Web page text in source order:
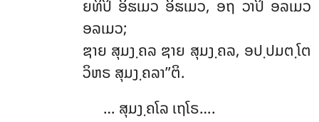
ຍທິປິ ອິຘເມວ ອິຘເມວ, ອຖ ວາປິ ອລເມວ
ອລເມວ;
ຌາຍ ສຸມງ຺ຄລ ຌາຍ ສຸມງ຺ຄລ, ອປ຺ປມຕ຺ໂຕ
ວິຫຣ ສຸມງ຺ຄລາ’’ຕິ.
… ສຸມງ຺ຄໂລ ເຖໂຣ….